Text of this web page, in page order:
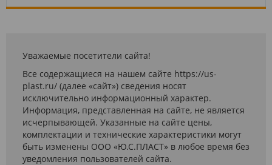
Уважаемые посетители сайта!
Все содержащиеся на нашем сайте https://us-
plast.ru/ (далее «сайт») сведения носят
исключительно информационный характер.
Информация, представленная на сайте, не является
исчерпывающей. Указанные на сайте цены,
комплектации и технические характеристики могут
быть изменены ООО «Ю.С.ПЛАСТ» в любое время без
уведомления пользователей сайта.